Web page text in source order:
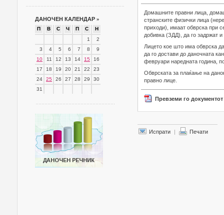
ДАНОЧЕН КАЛЕНДАР »
П В С Ч П С
Н
1
2
3
4 5 6 7 8
9
10
11 12 13 14 15
16
17
18 19 20 21 22
23
24
25 26 27 28 29
30
31
Домашните правни лица,
странските физички лица
приходи), имаат обврска при
добивка (ЗДД), да го задржат и
Лицето кое што има обврска
да го достави до даночната
февруари наредната година,
Обврската за плаќање на
правно лице.
Превземи го документот
Испрати | Печати